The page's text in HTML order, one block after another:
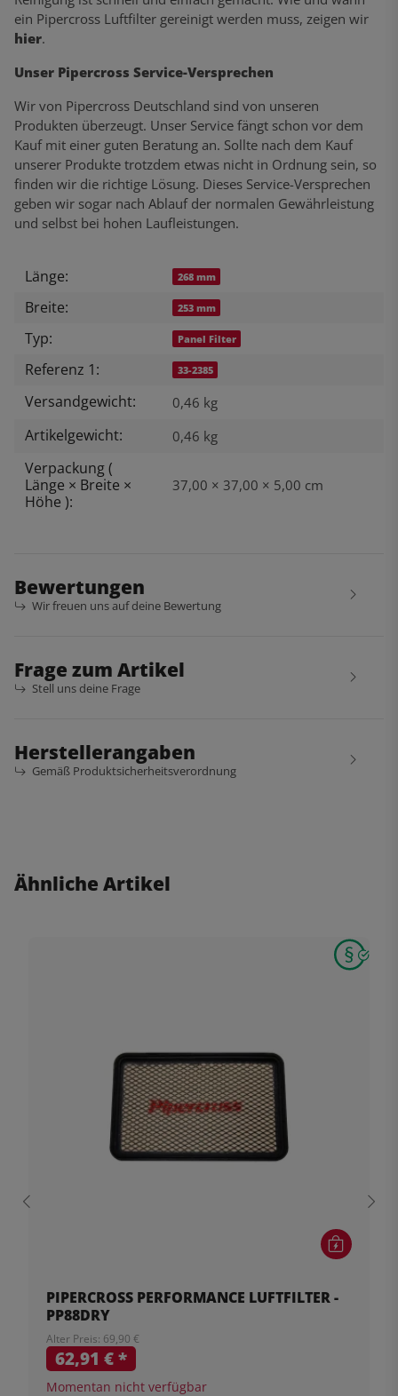
ein Pipercross Luftfilter gereinigt werden muss, zeigen wir
hier.
Unser Pipercross Service-Versprechen
Wir von Pipercross Deutschland sind von unseren
Produkten überzeugt. Unser Service fängt schon vor dem
Kauf mit einer guten Beratung an. Sollte nach dem Kauf
unserer Produkte trotzdem etwas nicht in Ordnung sein, so
finden wir die richtige Lösung. Dieses Service-Versprechen
geben wir sogar nach Ablauf der normalen Gewährleistung
und selbst bei hohen Laufleistungen.
Produkteigenschaft
Wert
Länge: 268 mm
Breite: 253 mm
Typ: Panel Filter
Referenz 1: 33-2385
Versandgewicht: 0,46 kg
Artikelgewicht: 0,46 kg
Verpackung (
Länge × Breite ×
Höhe ):
37,00 × 37,00 × 5,00 cm
Bewertungen
Wir freuen uns auf deine Bewertung
Frage zum Artikel
Stell uns deine Frage
Herstellerangaben
Gemäß Produktsicherheitsverordnung
Ähnliche Artikel
PIPERCROSS PERFORMANCE LUFTFILTER -
PP88DRY
Alter Preis: 69,90 €
62,91 €*
Momentan nicht verfügbar